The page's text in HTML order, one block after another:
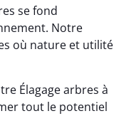
se fond
Notre
où nature et utilité
Élagage arbres à
tout le potentiel